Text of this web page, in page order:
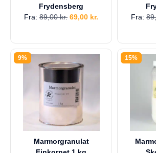
Frydensberg
Fra: 89,00kr. 69,00 kr.
Fra:
9%
Marmorgranulat
15%